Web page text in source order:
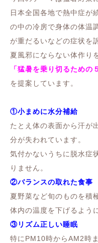
日本全国各地で熱中症が
の中の冷房で身体の体温
が重だるいなどの症状を
夏風邪にならない体作り
「猛暑を乗り切るための
を提案しています。
①小まめに水分補給
たとえ体の表面から汗が
分が失われています。
気付かないうちに脱水症
りません。
②バランスの取れた食事
夏野菜など旬のものを積
体内の温度を下げるよう
③リズム正しい睡眠
特にPM10時からAM2時